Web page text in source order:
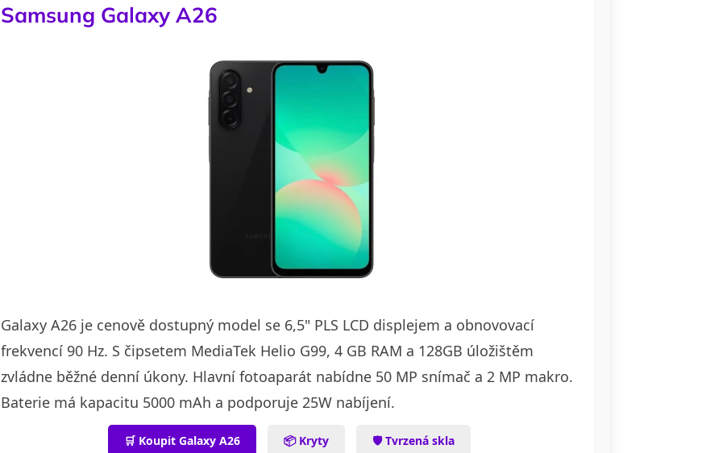
Samsung Galaxy A26
Galaxy A26 je cenově dostupný model se 6,5" PLS LCD displejem a obnovovací
frekvencí 90 Hz. S čipsetem MediaTek Helio G99, 4 GB RAM a 128GB úložištěm
zvládne běžné denní úkony. Hlavní fotoaparát nabídne 50 MP snímač a 2 MP makro.
Baterie má kapacitu 5000 mAh a podporuje 25W nabíjení.
🛒 Koupit Galaxy A26 📦 Kryty 🛡 Tvrzená skla